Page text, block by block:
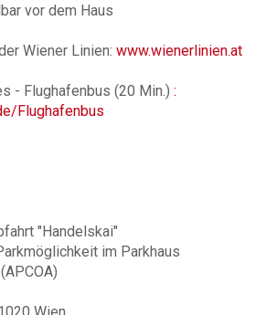
vor dem Haus
Wiener Linien: www.wienerlinien.at
- Flughafenbus (20 Min.) :
Flughafenbus
"Handelskai"
im Parkhaus